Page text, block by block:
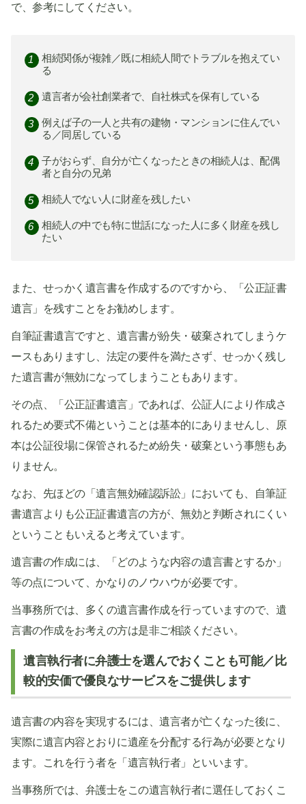
で、参考にしてください。
相続関係が複雑／既に相続人間でトラブルを抱えてい
る
遺言者が会社創業者で、自社株式を保有している
例えば子の一人と共有の建物・マンションに住んでい
る／同居している
子がおらず、自分が亡くなったときの相続人は、配偶
者と自分の兄弟
相続人でない人に財産を残したい
相続人の中でも特に世話になった人に多く財産を残し
たい
また、せっかく遺言書を作成するのですから、「公正証書
遺言」を残すことをお勧めします。
自筆証書遺言ですと、遺言書が紛失・破棄されてしまうケ
ースもありますし、法定の要件を満たさず、せっかく残し
た遺言書が無効になってしまうこともあります。
その点、「公正証書遺言」であれば、公証人により作成さ
れるため要式不備ということは基本的にありませんし、原
本は公証役場に保管されるため紛失・破棄という事態もあ
りません。
なお、先ほどの「遺言無効確認訴訟」においても、自筆証
書遺言よりも公正証書遺言の方が、無効と判断されにくい
ということもいえると考えています。
遺言書の作成には、「どのような内容の遺言書とするか」
等の点について、かなりのノウハウが必要です。
当事務所では、多くの遺言書作成を行っていますので、遺
言書の作成をお考えの方は是非ご相談ください。
遺言執行者に弁護士を選んでおくことも可能／比
較的安価で優良なサービスをご提供します
遺言書の内容を実現するには、遺言者が亡くなった後に、
実際に遺言内容とおりに遺産を分配する行為が必要となり
ます。これを行う者を「遺言執行者」といいます。
当事務所では、弁護士をこの遺言執行者に選任しておくこ